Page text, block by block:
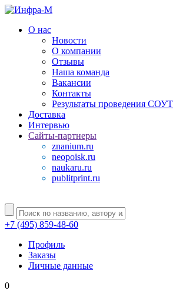
О нас
Новости
О компании
Отзывы
Наша команда
Вакансии
Контакты
Результаты проведения СОУТ
Доставка
Интервью
Сайты-партнеры
znanium.ru
neopoisk.ru
naukaru.ru
publitprint.ru
+7 (495) 859-48-60
Профиль
Заказы
Личные данные
0